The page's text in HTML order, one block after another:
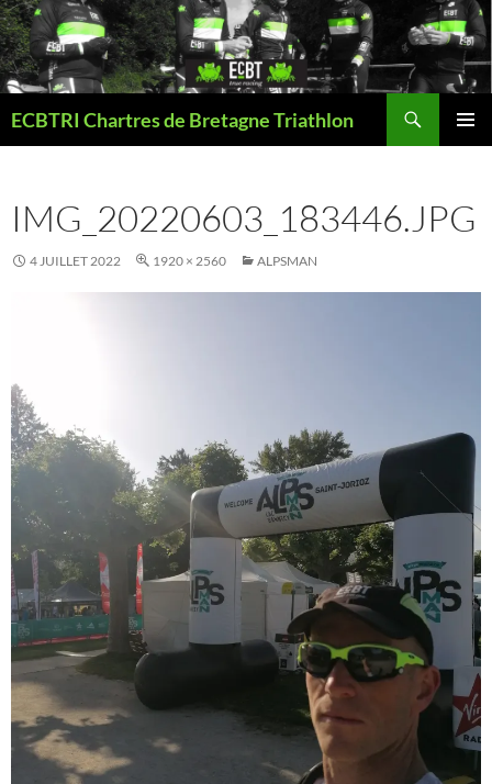
Aller
au
contenu
ECBTRI Chartres de Bretagne Triathlon
IMG_20220603_183446.JPG
4 JUILLET 2022 1920 × 2560 ALPSMAN